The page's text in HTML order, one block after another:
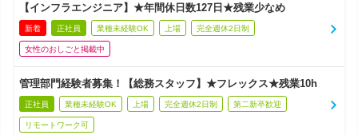
【インフラエンジニア】★年間休日数127日★残業少なめ
新着 正社員 業種未経験OK 上場 完全週休2日制
女性のおしごと掲載中
管理部門経験者募集！【総務スタッフ】★フレックス★残業10h
正社員 業種未経験OK 上場 完全週休2日制 第二新卒歓迎
リモートワーク可